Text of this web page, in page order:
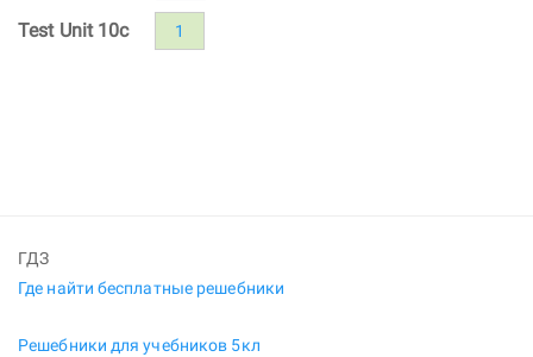
Test Unit 10c 1
ГДЗ
Где найти бесплатные решебники
Решебники для учебников 5кл